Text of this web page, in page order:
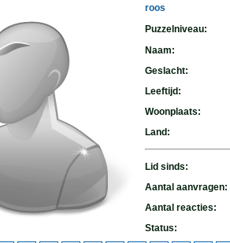
roos
Puzzelniveau:
Naam:
Geslacht:
Leeftijd:
Woonplaats:
Land:
Lid sinds:
Aantal aanvragen:
Aantal reacties:
Status: